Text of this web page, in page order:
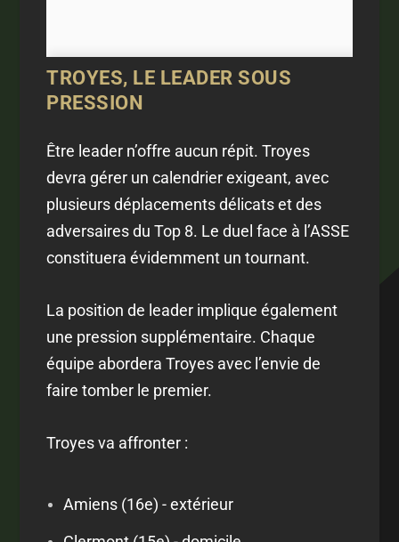
TROYES, LE LEADER SOUS
PRESSION
Être leader n’offre aucun répit. Troyes
devra gérer un calendrier exigeant, avec
plusieurs déplacements délicats et des
adversaires du Top 8. Le duel face à l’ASSE
constituera évidemment un tournant.
La position de leader implique également
une pression supplémentaire. Chaque
équipe abordera Troyes avec l’envie de
faire tomber le premier.
Troyes va affronter :
Amiens (16e) - extérieur